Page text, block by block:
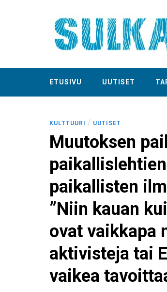
ETUSIVU UUTISET
KULTTUURI / UUTISET
Muutoksen
paikallisten
”Niin kauan
ovat vaikkapa
aktivisteja tai
vaikea